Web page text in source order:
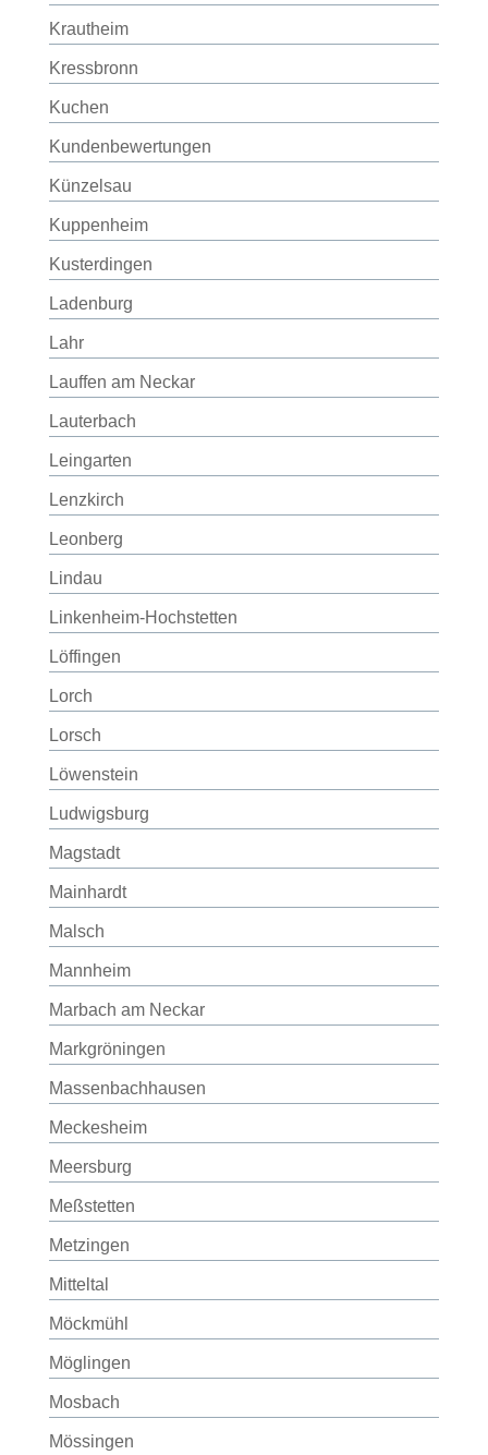
Krautheim
Kressbronn
Kuchen
Kundenbewertungen
Künzelsau
Kuppenheim
Kusterdingen
Ladenburg
Lahr
Lauffen am Neckar
Lauterbach
Leingarten
Lenzkirch
Leonberg
Lindau
Linkenheim-Hochstetten
Löffingen
Lorch
Lorsch
Löwenstein
Ludwigsburg
Magstadt
Mainhardt
Malsch
Mannheim
Marbach am Neckar
Markgröningen
Massenbachhausen
Meckesheim
Meersburg
Meßstetten
Metzingen
Mitteltal
Möckmühl
Möglingen
Mosbach
Mössingen